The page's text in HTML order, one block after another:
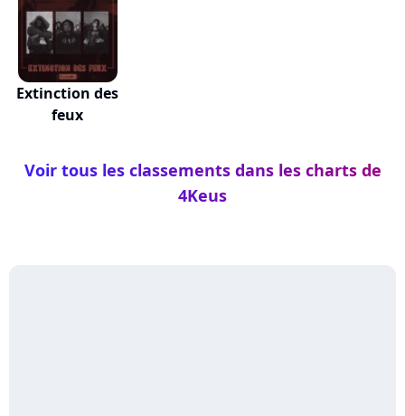
Extinction des
feux
Voir tous les classements dans les charts de
4Keus